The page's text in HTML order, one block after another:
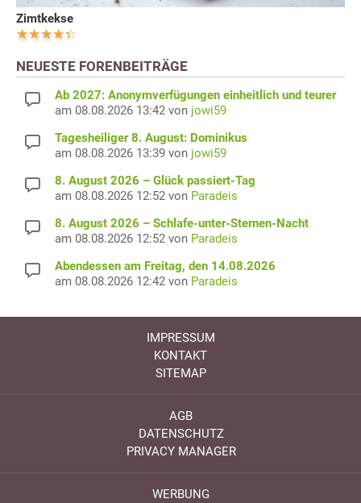
Zimtkekse
NEUESTE FORENBEITRÄGE
Ab 2027: Anonymverfügungen einheitlich und teurer
am 08.08.2026 13:42 von jowi59
Tagesheiliger 8. August: Dominikus
am 08.08.2026 13:39 von jowi59
8. August 2026 – Glück passiert-Tag
am 08.08.2026 12:52 von Paradeis
8. August 2026 – Schlafe-unter-Sternen-Nacht
am 08.08.2026 12:52 von Paradeis
Abendessen am Freitag, den 14.08.2026
am 08.08.2026 12:42 von Paradeis
IMPRESSUM
KONTAKT
SITEMAP
AGB
DATENSCHUTZ
PRIVACY MANAGER
WERBUNG